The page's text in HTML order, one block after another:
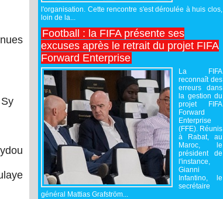
l'organisation. Cette rencontre s'est déroulée à huis clos,
loin de la...
Football : la FIFA présente ses
excuses après le retrait du projet FIFA
Forward Enterprise
La FIFA
reconnaît des
erreurs dans
la gestion du
projet FIFA
Forward
Enterprise
(FFE). Réunis
à Rabat, au
Maroc, le
président de
l'instance,
Gianni
Infantino, le
secrétaire
général Mattias Grafström...